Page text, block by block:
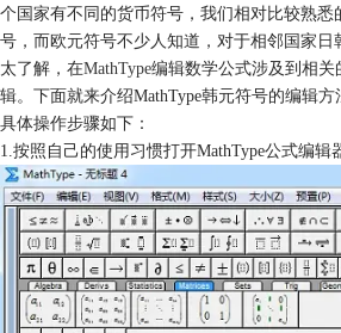
个国家有不同的货币符号，我们相对比较熟
号，而欧元符号不少人知道，对于相邻国家日
太了解，在MathType编辑数学公式涉及到相
辑。下面就来介绍MathType韩元符号的编辑方
具体操作步骤如下：
1.按照自己的使用习惯打开MathType公式编辑